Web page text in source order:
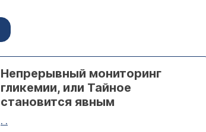
Непрерывный мониторинг
гликемии, или Тайное
становится явным
. .